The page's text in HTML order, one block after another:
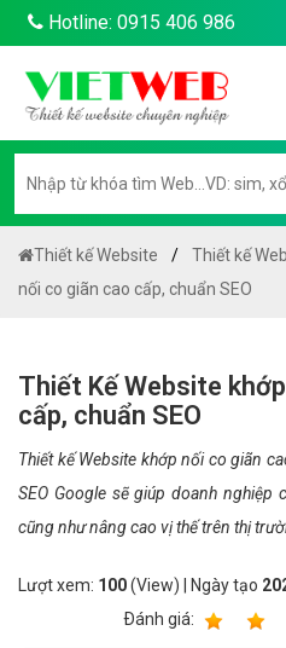
Hotline: 0915 406 986
Thiết kế Website Thiết kế
nối co giãn cao cấp, chuẩn SEO
Thiết Kế Website
cấp, chuẩn SEO
Thiết kế Website khớp nối co giãn
SEO Google sẽ giúp doanh nghiệp
cũng như nâng cao vị thế trên thị
Lượt xem: 100(View) | Ngày tạo
Ðánh giá: